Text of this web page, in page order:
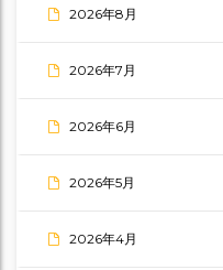
2026年8月
2026年7月
2026年6月
2026年5月
2026年4月